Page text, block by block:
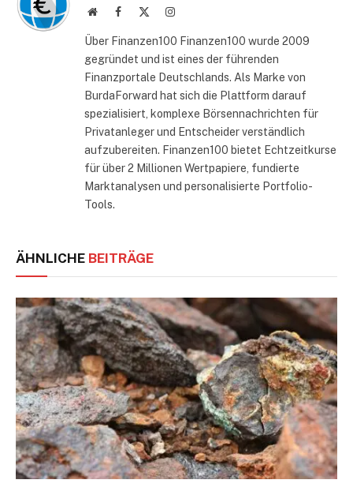
WebsiteFacebook Instagram
Über Finanzen100 Finanzen100 wurde 2009
gegründet und ist eines der führenden
Finanzportale Deutschlands. Als Marke von
BurdaForward hat sich die Plattform darauf
spezialisiert, komplexe Börsennachrichten für
Privatanleger und Entscheider verständlich
aufzubereiten. Finanzen100 bietet Echtzeitkurse
für über 2 Millionen Wertpapiere, fundierte
Marktanalysen und personalisierte Portfolio-
Tools.
ÄHNLICHE BEITRÄGE